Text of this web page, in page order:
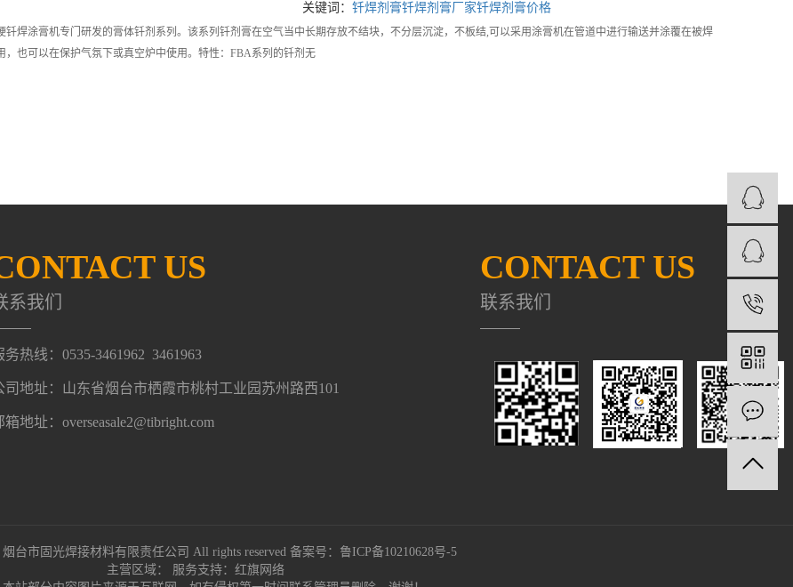
关键词： 钎焊剂膏钎焊剂膏厂家钎焊剂膏价格
钎焊涂膏机专门研发的膏体钎剂系列。该系列钎剂膏在空气当中长期存放不结块，不分层沉淀，不板结,可以采用涂膏机在管道中进行输送并涂覆在被焊
，也可以在保护气氛下或真空炉中使用。特性：FBA系列的钎剂无
US
系我们
务热线：0535-3461962 3461963
司地址：山东省烟台市栖霞市桃村工业园苏州路西101
箱地址：overseasale2@tibright.com
CONTACT US
联系我们
台市固光焊接材料有限责任公司 All rights reserved 备案号： 鲁ICP备10210628号-5
主营区域： 服务支持： 红旗网络